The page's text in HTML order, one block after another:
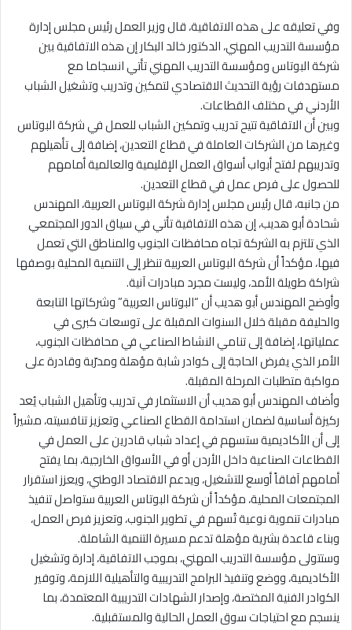
وفي تعليقه على هذه الاتفاقية، قال وزير العمل رئيس مجلس إدارة
مؤسسة التدريب المهني، الدكتور خالد البكار إن هذه الاتفاقية بين
شركة البوتاس ومؤسسة التدريب المهني تأتي انسجاما مع
مستهدفات رؤية التحديث الاقتصادي لتمكين وتدريب وتشغيل الشباب
الأردني في مختلف القطاعات.
وبين أن الاتفاقية تتيح تدريب وتمكين الشباب للعمل في شركة البوتاس
وغيرها من الشركات العاملة في قطاع التعدين، إضافة إلى تأهيلهم
وتدريبهم لفتح أبواب أسواق العمل الإقليمية والعالمية أمامهم
للحصول على فرص عمل في قطاع التعدين.
من جانبه، قال رئيس مجلس إدارة شركة البوتاس العربية، المهندس
شحادة أبو هديب، إن هذه الاتفاقية تأتي في سياق الدور المجتمعي
الذي تلتزم به الشركة تجاه محافظات الجنوب والمناطق التي تعمل
فيها، مؤكداً أن شركة البوتاس العربية تنظر إلى التنمية المحلية بوصفها
شراكة طويلة الأمد، وليست مجرد مبادرات آنية.
وأوضح المهندس أبو هديب أن “البوتاس العربية” وشركاتها التابعة
والحليفة مقبلة خلال السنوات المقبلة على توسعات كبرى في
عملياتها، إضافة إلى تنامي النشاط الصناعي في محافظات الجنوب،
الأمر الذي يفرض الحاجة إلى كوادر شابة مؤهلة ومدرّبة وقادرة على
مواكبة متطلبات المرحلة المقبلة.
وأضاف المهندس أبو هديب أن الاستثمار في تدريب وتأهيل الشباب يُعد
ركيزة أساسية لضمان استدامة القطاع الصناعي وتعزيز تنافسيته، مشيراً
إلى أن الأكاديمية ستسهم في إعداد شباب قادرين على العمل في
القطاعات الصناعية داخل الأردن أو في الأسواق الخارجية، بما يفتح
أمامهم آفاقاً أوسع للتشغيل، ويدعم الاقتصاد الوطني، ويعزز استقرار
المجتمعات المحلية، مؤكداً أن شركة البوتاس العربية ستواصل تنفيذ
مبادرات تنموية نوعية تُسهم في تطوير الجنوب، وتعزيز فرص العمل،
وبناء قاعدة بشرية مؤهلة تدعم مسيرة التنمية الشاملة.
وستتولى مؤسسة التدريب المهني، بموجب الاتفاقية، إدارة وتشغيل
الأكاديمية، ووضع وتنفيذ البرامج التدريبية والتأهيلية اللازمة، وتوفير
الكوادر الفنية المختصة، وإصدار الشهادات التدريبية المعتمدة، بما
ينسجم مع احتياجات سوق العمل الحالية والمستقبلية.